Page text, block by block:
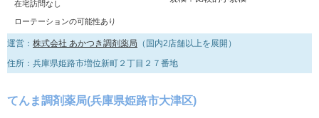
在宅訪問なし
ローテーションの可能性あり
運営： 株式会社 あかつき調剤薬局 （国内2店舗以上を展開）
住所：兵庫県姫路市増位新町２丁目２７番地
てんま調剤薬局(兵庫県姫路市大津区)